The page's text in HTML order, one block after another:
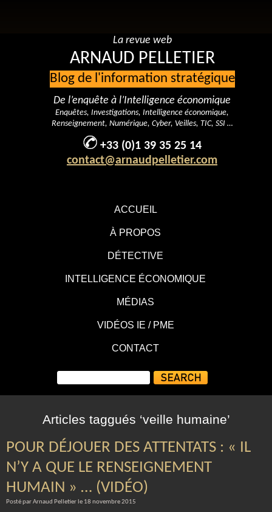
ACCUEIL
À PROPOS
DÉTECTIVE
INTELLIGENCE ÉCONOMIQUE
MÉDIAS
VIDÉOS IE / PME
CONTACT
La revue web
ARNAUD PELLETIER
Blog de l'information stratégique
De l’enquête à l’Intelligence économique
Enquêtes, Investigations, Intelligence économique,
Renseignement, Numérique, Cyber, Veilles, TIC, SSI …
+33 (0)1 39 35 25 14
contact@arnaudpelletier.com
Articles taggués ‘veille humaine’
POUR DÉJOUER DES ATTENTATS : « IL
N’Y A QUE LE RENSEIGNEMENT
HUMAIN » … (VIDÉO)
Posté par Arnaud Pelletier le 18 novembre 2015